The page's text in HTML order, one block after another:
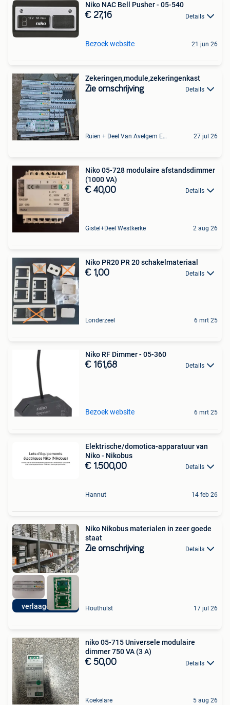
Niko NAC Bell Pusher - 05-540
€ 27,16 Details
Bezoek website 21 jun 26
Zekeringen,module,zekeringenkast
Zie omschrijving Details
Ruien + Deel Van Avelgem En Waarmaarde 27 jul 26
Niko 05-728 modulaire afstandsdimmer
(1000 VA)
€ 40,00 Details
Gistel+Deel Westkerke 2 aug 26
Niko PR20 PR 20 schakelmateriaal
€ 1,00 Details
Londerzeel 6 mrt 25
Niko RF Dimmer - 05-360
€ 161,68 Details
Bezoek website 6 mrt 25
Elektrische/domotica-apparatuur van
Niko - Nikobus
€ 1.500,00 Details
Hannut 14 feb 26
verlaagde prijs
Niko Nikobus materialen in zeer goede
staat
Zie omschrijving Details
Houthulst 17 jul 26
niko 05-715 Universele modulaire
dimmer 750 VA (3 A)
€ 50,00 Details
Koekelare 5 aug 26